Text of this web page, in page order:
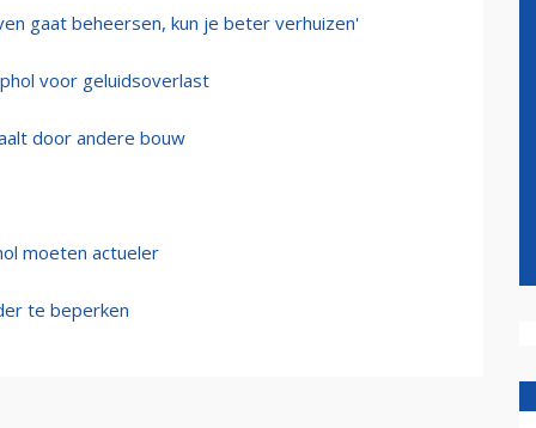
gaat beheersen, kun je beter verhuizen'
voor geluidsoverlast
door andere bouw
moeten actueler
te beperken